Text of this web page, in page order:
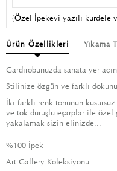
(Özel İpekevi yazılı kurdele
Ürün Özellikleri Yıkama
Gardırobunuzda sanata yer
Stilinize özgün ve farklı
İki farklı renk tonunun
ve tok duruşlu eşarplar ile özel
yakalamak sizin elinizde...
%100 İpek
Art Gallery Koleksiyonu